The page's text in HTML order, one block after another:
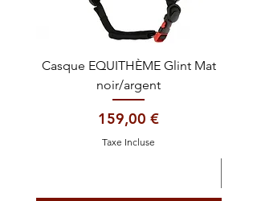
Casque EQUITHÈME Glint Mat
noir/argent
Prix
159,00 €
Taxe Incluse